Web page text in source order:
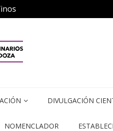
DIVULGACIÓN
NOMENCLADOR